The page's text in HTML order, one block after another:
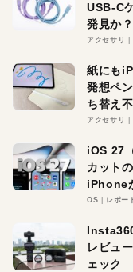
USB-C
発見か？
アクセサリ
紙にも
発想ペ
ち替え
アクセサリ
iOS 27
カット
iPhone
OS レポー
レビュ
ェック